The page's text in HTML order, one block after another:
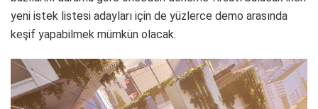
yeni istek listesi adayları için de yüzlerce demo arasında
keşif yapabilmek mümkün olacak.